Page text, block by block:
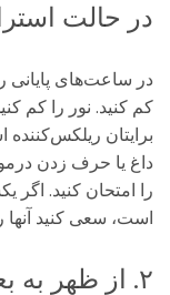
در حالت
در ساعت‌های پایانی
کم کنید. نور را کم
برایتان
داغ یا حرف زدن
را امتحان کنید. اگر
است، سعی کنید آنها
۲. از ظهر به بعد استفاده نکنید.